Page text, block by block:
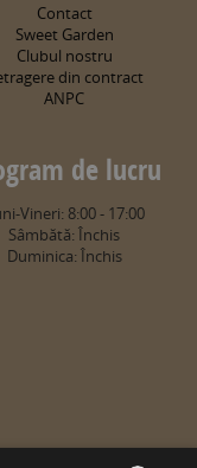
Contact
Sweet Garden
Clubul nostru
din contract
ANPC
de lucru
Vineri: 8:00 - 17:00
Sâmbătă: Închis
Duminica: Închis